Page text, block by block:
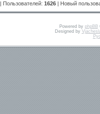
| Пользователей: 1626 | Новый
Powered by phpBB
Designed by